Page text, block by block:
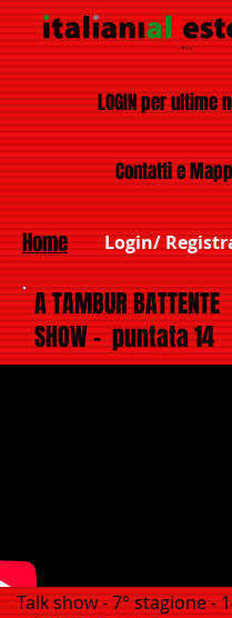
Login/
Contatti e
Home
LOGIN per ultime
A TAMBUR BATTENTE
SHOW - puntata 14
Talk show - 7° stagione -